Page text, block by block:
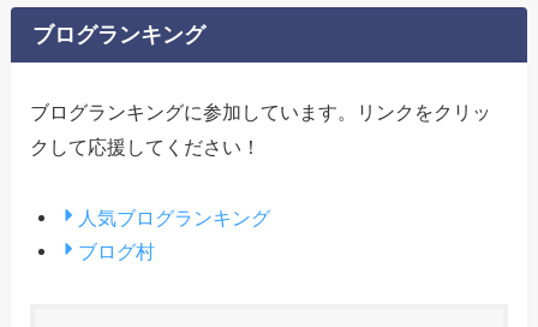
ブログランキング
ブログランキングに参加しています。リンクをクリッ
クして応援してください！
人気ブログランキング
ブログ村